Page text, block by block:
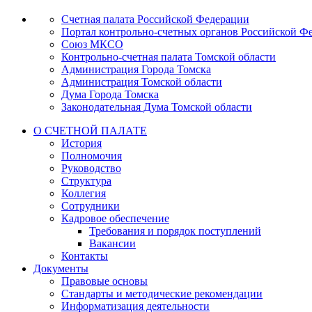
Счетная палата Российской Федерации
Портал контрольно-счетных органов Российской
Союз МКСО
Контрольно-счетная палата Томской области
Администрация Города Томска
Администрация Томской области
Дума Города Томска
Законодательная Дума Томской области
О СЧЕТНОЙ ПАЛАТЕ
История
Полномочия
Руководство
Структура
Коллегия
Сотрудники
Кадровое обеспечение
Требования и порядок поступлений
Вакансии
Контакты
Документы
Правовые основы
Стандарты и методические рекомендации
Информатизация деятельности